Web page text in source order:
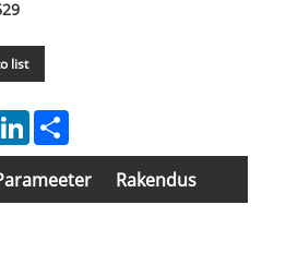
list
LinkedIn
Rakendus